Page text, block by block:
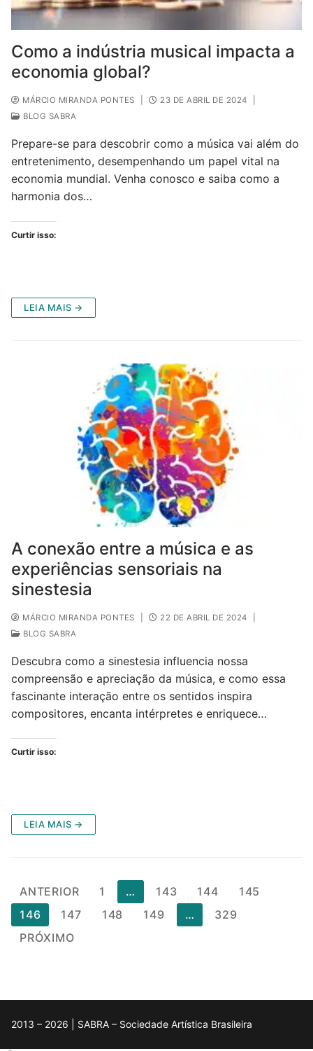
Como a indústria musical impacta a
economia global?
MÁRCIO MIRANDA PONTES 23 DE ABRIL DE 2024
BLOG SABRA
Prepare-se para descobrir como a música vai além do
entretenimento, desempenhando um papel vital na
economia mundial. Venha conosco e saiba como a
harmonia dos…
Curtir isso:
LEIA MAIS →
A conexão entre a música e as
experiências sensoriais na
sinestesia
MÁRCIO MIRANDA PONTES 22 DE ABRIL DE 2024
BLOG SABRA
Descubra como a sinestesia influencia nossa
compreensão e apreciação da música, e como essa
fascinante interação entre os sentidos inspira
compositores, encanta intérpretes e enriquece…
Curtir isso:
LEIA MAIS →
Paginação
de
posts
ANTERIOR 1 … 143 144
145
146
147 148 149 …
329
PRÓXIMO
2013 – 2026 | SABRA – Sociedade Artística Brasileira